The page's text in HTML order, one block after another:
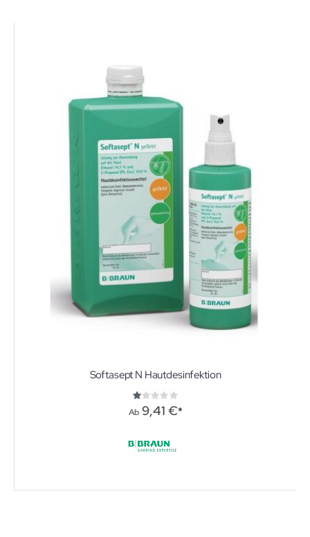
Softasept N Hautdesinfektion
Bewertung:
20%
Ab 9,41 €